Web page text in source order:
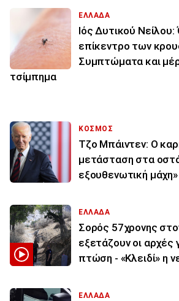
ΕΛΛΑΔΑ
Ιός Δυτικού
επίκεντρο των
Συμπτώματα και
τσίμπημα
ΚΟΣΜΟΣ
Τζο Μπάιντεν: Ο
μετάσταση στα
εξουθενωτική μάχη»
ΕΛΛΑΔΑ
Σορός 57χρονης
εξετάζουν οι αρχές
πτώση - «Κλειδί» η
ΕΛΛΑΔΑ